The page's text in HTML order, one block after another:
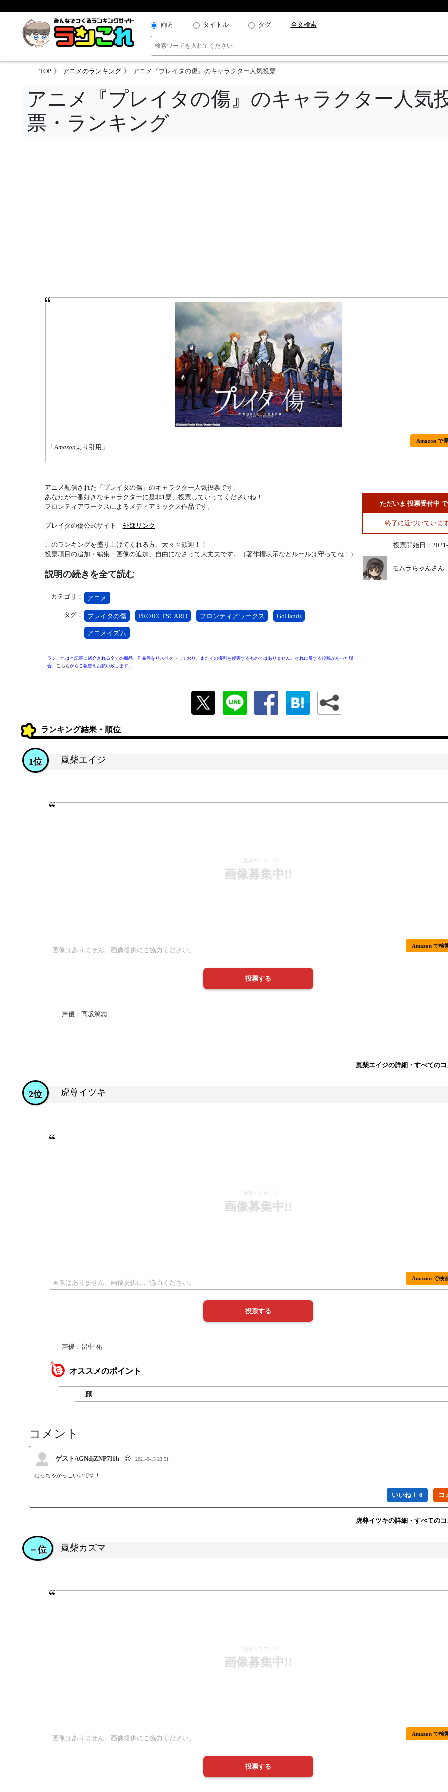
両方 タイトル タグ 全文検索
TOP アニメのランキング アニメ『プレイタの傷』のキャラクター人気投票
アニメ『プレイタの傷』のキャラクター人気
票・ランキング
「Amazonより引用」
Amazon で
アニメ配信された「プレイタの傷」のキャラクター人気投票です。
あなたが一番好きなキャラクターに是非1票、投票していってくださいね！
フロンティアワークスによるメディアミックス作品です。
プレイタの傷公式サイト 外部リンク
このランキングを盛り上げてくれる方、大々々歓迎！！
投票項目の追加・編集・画像の追加、自由になさって大丈夫です。（著作権表示などルールは守ってね！）
説明の続きを全て読む
カテゴリ： アニメ
タグ： プレイタの傷 PROJECTSCARD フロンティアワークス GoHands
アニメイズム
ランこれは本記事に紹介される全ての商品・作品等をリスペクトしており、またその権利を侵害するものではありません。それに反する投稿があった場
合、
こちらからご報告をお願い致します。
ただいま 投票受付中
終了に近づいていま
投票開始日：
モムラちゃんさん
ランキング結果・順位
嵐柴エイジ
1位
「嵐柴エイジ」の
画像募集中!!
Amazon で検
声優：髙坂篤志
嵐柴エイジの詳細・すべての
虎尊イツキ
2位
「虎尊イツキ」の
画像募集中!!
Amazon で検
声優：畠中 祐
オススメのポイント
顔
コメント
ゲスト/tGNdjZNP7l1h 😍 2021-9-15 23:51
むっちゃかっこいいです！
いいね！ 0
虎尊イツキの詳細・すべての
嵐柴カズマ
－位
「嵐柴カズマ」の
画像募集中!!
Amazon で検